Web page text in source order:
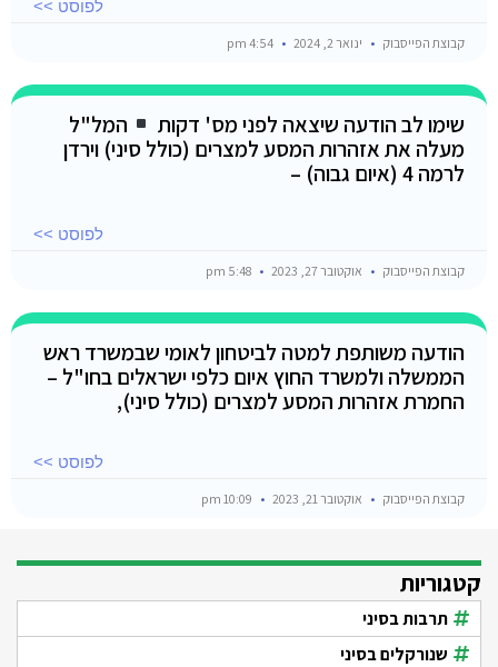
לפוסט >>
קבוצת הפייסבוק ינואר 2, 2024
שימו לב הודעה שיצאה לפני מס' דקות
המל"ל
מעלה את אזהרות המסע למצרים (כולל סיני) וירדן
לרמה 4 (איום גבוה) –
לפוסט >>
קבוצת הפייסבוק אוקטובר 27, 2023
הודעה משותפת למטה לביטחון לאומי שבמשרד ראש
הממשלה ולמשרד החוץ איום כלפי ישראלים בחו"ל –
החמרת אזהרות המסע למצרים (כולל סיני),
לפוסט >>
קבוצת הפייסבוק אוקטובר 21, 2023
קטגוריות
תרבות בסיני
שנורקלים בסיני